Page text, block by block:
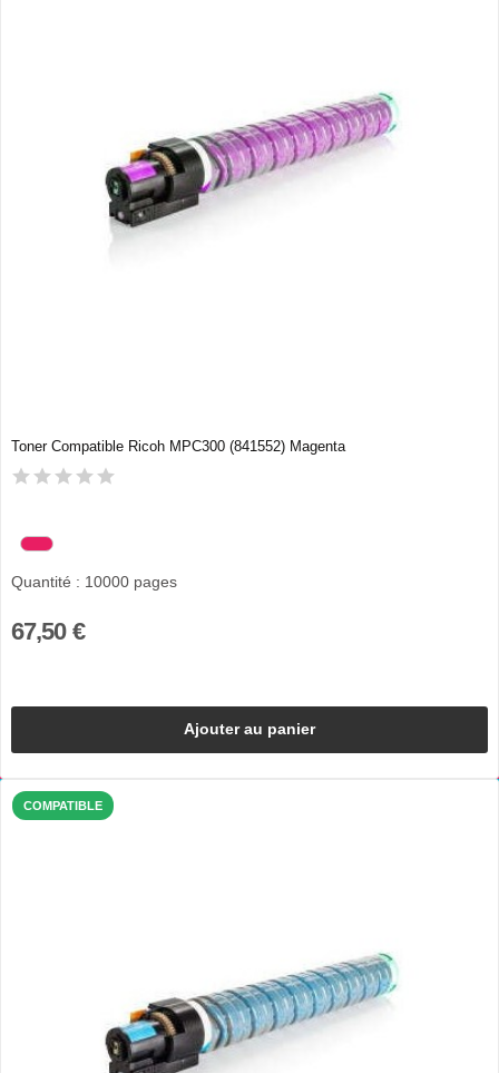
Toner Compatible Ricoh MPC300 (841552) Magenta
Quantité : 10000 pages
67,50 €
Ajouter au panier
COMPATIBLE